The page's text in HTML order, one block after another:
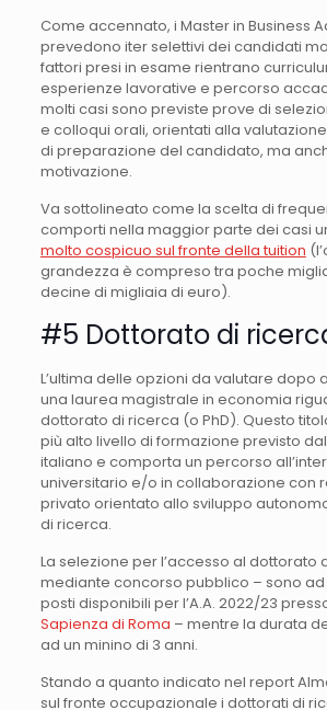
Come accennato, i Master in Business
prevedono iter selettivi dei candidati
fattori presi in esame rientrano
esperienze lavorative e percorso
molti casi sono previste prove di
e colloqui orali, orientati alla
di preparazione del candidato, ma
motivazione.
Va sottolineato come la scelta di
comporti nella maggior parte dei casi
molto cospicuo sul fronte della tuition
grandezza è compreso tra poche
decine di migliaia di euro).
#5 Dottorato di
L’ultima delle opzioni da valutare dopo
una laurea magistrale in economia
dottorato di ricerca (o PhD). Questo
più alto livello di formazione previsto
italiano e comporta un percorso
universitario e/o in collaborazione con
privato orientato allo sviluppo
di ricerca.
La selezione per l’accesso al dottorato
mediante concorso pubblico – sono ad
posti disponibili per l’A.A. 2022/23
Sapienza di Roma – mentre la durata
ad un minino di 3 anni.
Stando a quanto indicato nel report
sul fronte occupazionale i dottorati di